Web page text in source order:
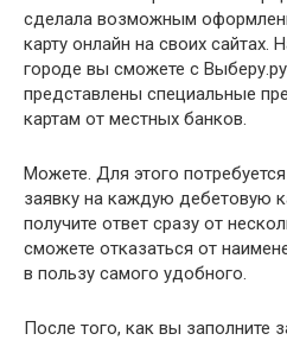
сделала возможным
карту онлайн на своих сайтах.
городе вы сможете с
представлены специальные
картам от местных банков.
Можете. Для этого
заявку на каждую дебетовую
получите ответ сразу от
сможете отказаться от
в пользу самого удобного.
После того, как вы заполните